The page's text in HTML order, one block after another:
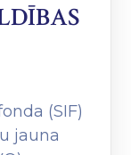
(SIF)
jauna